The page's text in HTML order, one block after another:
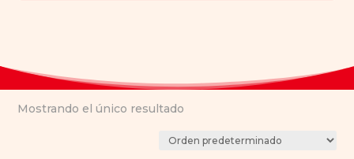
Mostrando el único resultado